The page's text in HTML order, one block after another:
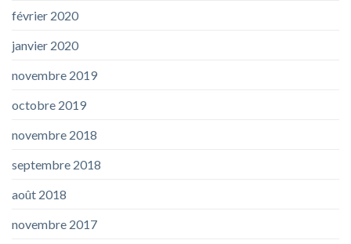
février 2020
janvier 2020
novembre 2019
octobre 2019
novembre 2018
septembre 2018
août 2018
novembre 2017